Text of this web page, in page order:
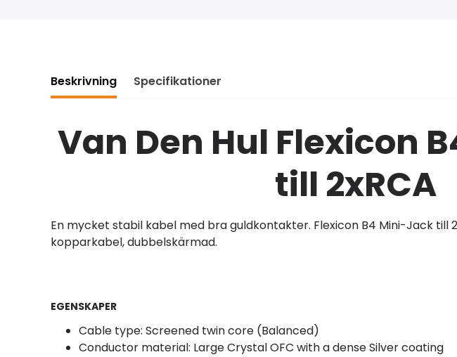
Beskrivning Specifikationer
Van Den Hul Flexicon
till 2xRCA
En mycket stabil kabel med bra guldkontakter. Flexicon B4 Mini-Jack till
kopparkabel, dubbelskärmad.
EGENSKAPER
Cable type: Screened twin core (Balanced)
Conductor material: Large Crystal OFC with a dense Silver coating